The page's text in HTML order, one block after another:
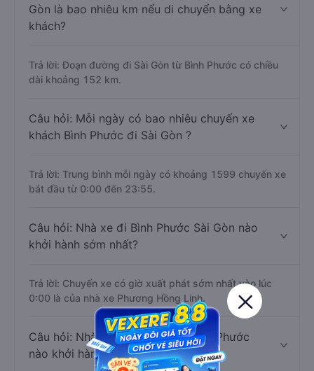
Gòn là bao nhiêu km nếu di chuyển bằng xe
khách?
Trả lời: Đoạn đường đi Sài Gòn từ Bình Phước có chiều
dài khoảng 152 km.
Câu hỏi: Mỗi ngày có bao nhiêu chuyến xe
khách Bình Phước đi Sài Gòn ?
Trả lời: Trung bình mỗi ngày có khoảng 1599 chuyến xe
bắt đầu từ 0:00 đến 23:55.
Câu hỏi: Nhà xe đi Bình Phước Sài Gòn nào
khởi hành sớm nhất?
Trả lời: Chuyến xe có giờ xuất phát sớm nhất vào lúc
0:00 là của nhà xe Phương Hồng Linh.
Câu hỏi: Nhà xe đi Sài Gòn từ Bình Phước
nào khởi hành trễ nhất?